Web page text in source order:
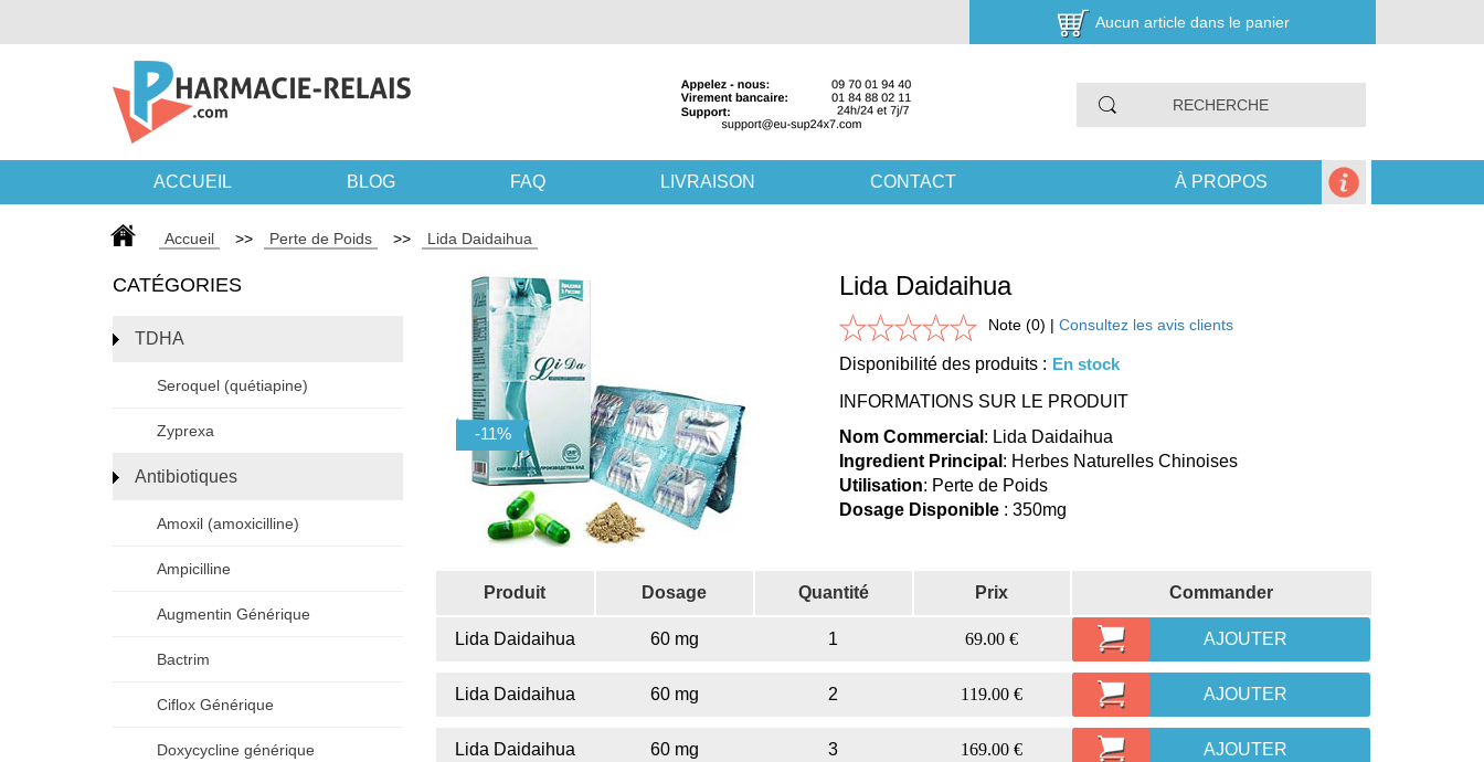
Aucun article dans le panier
ACCUEIL BLOG FAQ LIVRAISON CONTACT À PROPOS
Accueil >> Perte de Poids >> Lida Daidaihua
CATÉGORIES
TDHA
Seroquel (quétiapine)
Zyprexa
Antibiotiques
Amoxil (amoxicilline)
Ampicilline
Augmentin Générique
Bactrim
Ciflox Générique
Doxycycline générique
Lida Daidaihua
Note (0) | Consultez les avis clients
Disponibilité des produits : En stock
INFORMATIONS SUR LE PRODUIT
Nom Commercial : Lida Daidaihua
Ingredient Principal : Herbes Naturelles Chinoises
Utilisation: Perte de Poids
Dosage Disponible : 350mg
Produit Dosage Quantité Prix Commander
Lida Daidaihua 60 mg 1 69.00 € AJOUTER
Lida Daidaihua 60 mg 2 119.00 € AJOUTER
Lida Daidaihua 60 mg 3 169.00 € AJOUTER